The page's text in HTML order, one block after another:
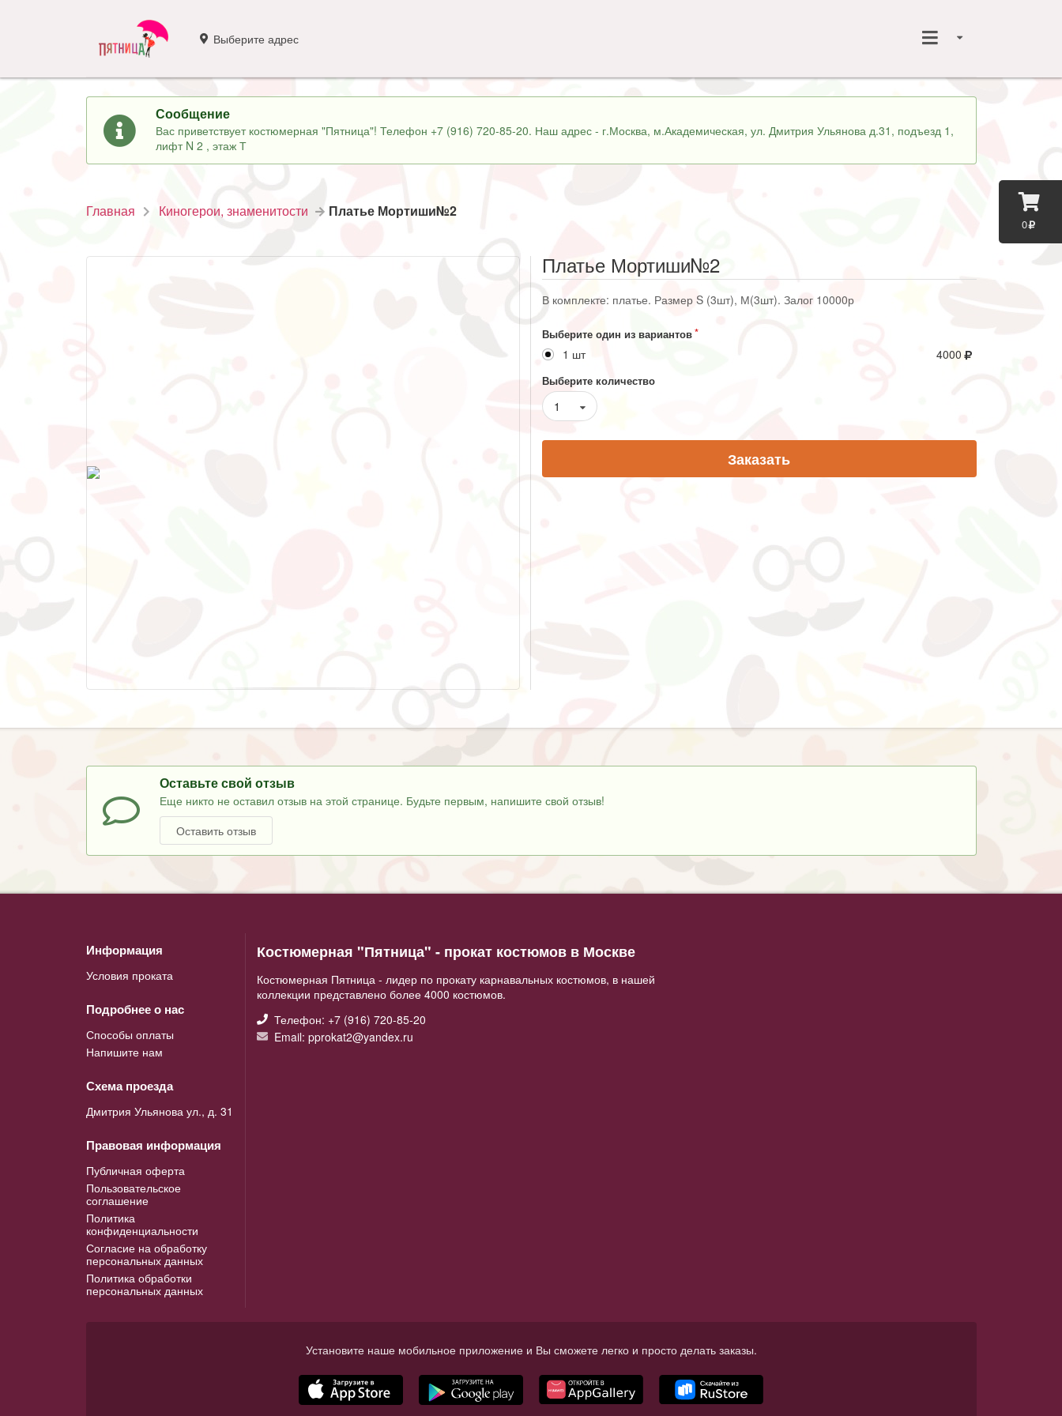
0
Выберите адрес
Сообщение
Вас приветствует костюмерная "Пятница"! Телефон +7 (916) 720-85-20. Наш адрес - г.Москва, м.Академическая, ул. Дмитрия Ульянова д.31, подъезд 1,
лифт N 2 , этаж Т
Главная Киногерои, знаменитости Платье Мортиши№2
Платье Мортиши№2
В комплекте: платье. Размер S (3шт), М(3шт). Залог 10000р
Выберите один из вариантов
1 шт 4000
Выберите количество
1
Заказать
Оставьте свой отзыв
Еще никто не оставил отзыв на этой странице. Будьте первым, напишите свой отзыв!
Оставить отзыв
Информация
Условия проката
Подробнее о нас
Способы оплаты
Напишите нам
Схема проезда
Дмитрия Ульянова ул., д. 31
Правовая информация
Публичная оферта
Пользовательское
соглашение
Политика
конфиденциальности
Согласие на обработку
персональных данных
Политика обработки
персональных данных
Костюмерная "Пятница" - прокат костюмов в Москве
Костюмерная Пятница - лидер по прокату карнавальных костюмов, в нашей
коллекции представлено более 4000 костюмов.
Телефон: +7 (916) 720-85-20
Email: pprokat2@yandex.ru
Установите наше мобильное приложение и Вы сможете легко и просто делать заказы.